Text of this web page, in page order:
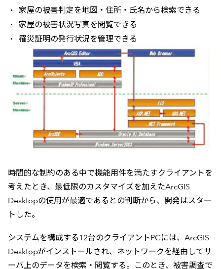
家屋の被害判定を地図・住所・氏名から検索できる
家屋の被害状況写真を閲覧できる
罹災証明の発行状況を管理できる
時間的な制約のある中で機能用件を満たすクライアントを
考えたとき、最低限のカスタマイズを加えたArcGIS
Desktopの使用が最適であるとの判断から、開発はスター
トした。
システムを構成する12台のクライアントPCには、ArcGIS
Desktopがインストールされ、ネットワークを経由してサ
ーバ上のデータを検索・閲覧する。このとき、被害調査で